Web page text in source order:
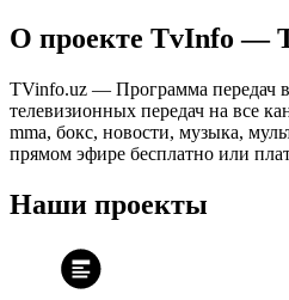
О проекте TvInfo —
TVinfo.uz — Программа передач
телевизионных передач на все
mma, бокс, новости, музыка,
прямом эфире бесплатно или
Наши проекты